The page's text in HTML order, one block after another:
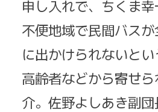
申し入れで、ちくま
不便地域で民間バス
に出かけられないと
高齢者などから寄せ
介。佐野よしあき副